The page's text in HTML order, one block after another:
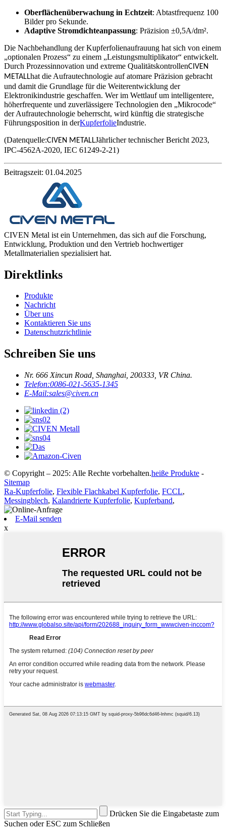
Oberflächenüberwachung in Echtzeit: Abtastfrequenz 100
Bilder pro Sekunde.
Adaptive Stromdichteanpassung: Präzision ±0,5A/dm².
Die Nachbehandlung der Kupferfolienaufrauung hat sich von einem
„optionalen Prozess“ zu einem „Leistungsmultiplikator“ entwickelt.
Durch Prozessinnovation und extreme QualitätskontrollenCIVEN
METALLhat die Aufrautechnologie auf atomare Präzision gebracht
und damit die Grundlage für die Weiterentwicklung der
Elektronikindustrie geschaffen. Wer im Wettlauf um intelligentere,
höherfrequente und zuverlässigere Technologien den „Mikrocode“
der Aufrautechnologie beherrscht, wird künftig die strategische
Führungsposition in derKupferfolieIndustrie.
(Datenquelle:CIVEN METALLJährlicher technischer Bericht 2023,
IPC-4562A-2020, IEC 61249-2-21)
Beitragszeit: 01.04.2025
CIVEN Metal ist ein Unternehmen, das sich auf die Forschung,
Entwicklung, Produktion und den Vertrieb hochwertiger
Metallmaterialien spezialisiert hat.
Direktlinks
Produkte
Nachricht
Über uns
Kontaktieren Sie uns
Datenschutzrichtlinie
Schreiben Sie uns
Nr. 666 Xincun Road, Shanghai, 200333, VR China.
Telefon:0086-021-5635-1345
E-Mail:sales@civen.cn
© Copyright – 2025: Alle Rechte vorbehalten.heiße Produkte -
Sitemap
Ra-Kupferfolie, Flexible Flachkabel Kupferfolie, FCCL,
Messingblech, Kalandrierte Kupferfolie, Kupferband,
E-Mail senden
x
Drücken Sie die Eingabetaste zum
Suchen oder ESC zum Schließen